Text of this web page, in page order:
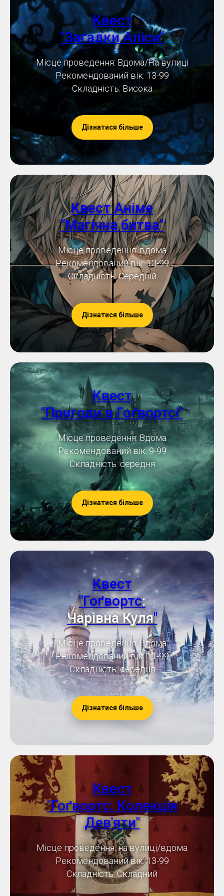
Квест
"Загадки Аліси"
Місце проведення: Вдома/На вулиці
Рекомендований вік: 13-99
Складність: Висока
Дізнатися більше
Квест Аніме
"Магічна битва"
Місце проведення: вдома
Рекомендований вік: 13-99
Складність: Середній
Дізнатися більше
Квест
"Пригоди в Гоґвортсі"
Місце проведення: Вдома
Рекомендований вік: 9-99
Складність: середня
Дізнатися більше
Квест
"Гоґвортс:
Чарівна Куля"
Місце проведення: Вдома
Рекомендований вік: 11-99
Складність: середня
Дізнатися більше
Квест
"Гоґвортс: Колекція
Дев'яти"
Місце проведення: на вулиці/вдома
Рекомендований вік: 13-99
Складність: Складний